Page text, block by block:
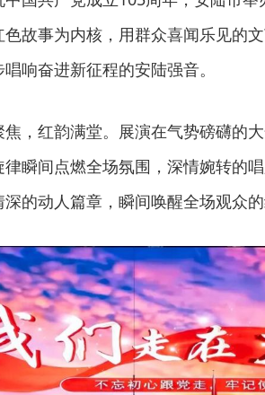
故事为内核，用群众喜闻乐见的
响奋进新征程的安陆强音。
焦，红韵满堂。展演在气势磅礴的
瞬间点燃全场氛围，深情婉转的
的动人篇章，瞬间唤醒全场观众的